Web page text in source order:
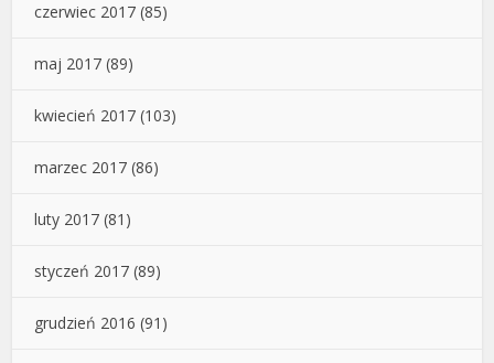
czerwiec 2017 (85)
maj 2017 (89)
kwiecień 2017 (103)
marzec 2017 (86)
luty 2017 (81)
styczeń 2017 (89)
grudzień 2016 (91)